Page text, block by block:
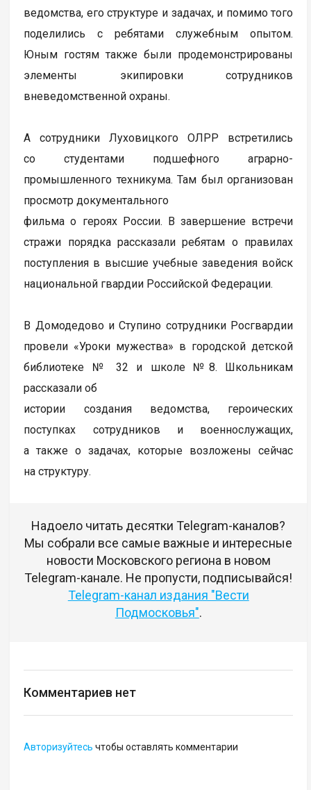
ведомства, его структуре и задачах, и помимо того
поделились с ребятами служебным опытом.
Юным гостям также были продемонстрированы
элементы экипировки сотрудников
вневедомственной охраны.
А сотрудники Луховицкого ОЛРР встретились
со студентами подшефного аграрно-
промышленного техникума. Там был организован
просмотр документального
фильма о героях России. В завершение встречи
стражи порядка рассказали ребятам о правилах
поступления в высшие учебные заведения войск
национальной гвардии Российской Федерации.
В Домодедово и Ступино сотрудники Росгвардии
провели «Уроки мужества» в городской детской
библиотеке № 32 и школе №8. Школьникам
рассказали об
истории создания ведомства, героических
поступках сотрудников и военнослужащих,
а также о задачах, которые возложены сейчас
на структуру.
Надоело читать десятки Telegram-каналов?
Мы собрали все самые важные и интересные
новости Московского региона в новом
Telegram-канале. Не пропусти, подписывайся!
Telegram-канал издания "Вести
Подмосковья".
Комментариев нет
Авторизуйтесь чтобы оставлять комментарии